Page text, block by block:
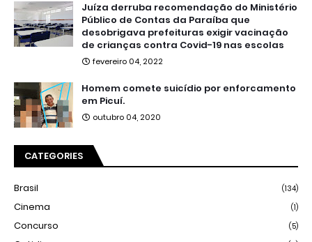
Juíza derruba recomendação do Ministério
Público de Contas da Paraíba que
desobrigava prefeituras exigir vacinação
de crianças contra Covid-19 nas escolas
fevereiro 04, 2022
Homem comete suicídio por enforcamento
em Picuí.
outubro 04, 2020
CATEGORIES
Brasil (134)
Cinema (1)
Concurso (5)